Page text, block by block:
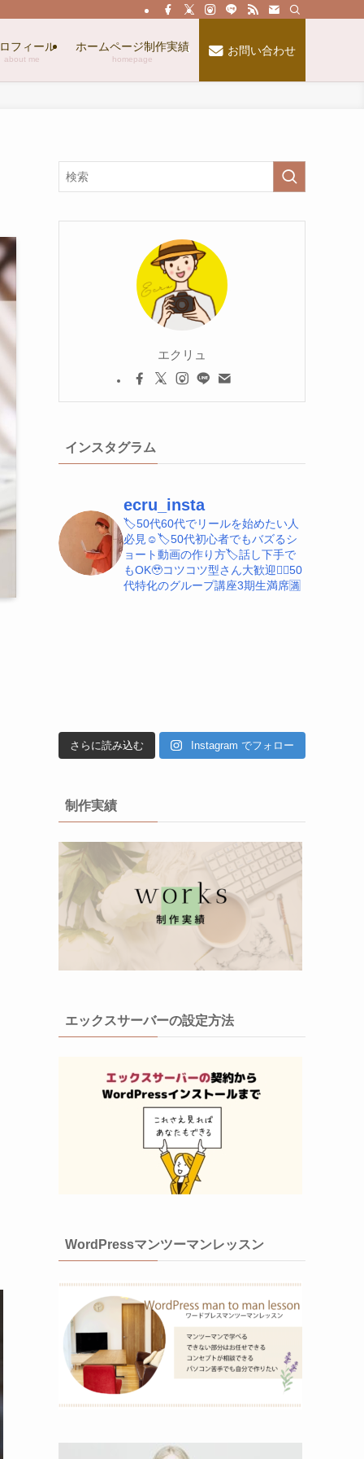
フィール
about me
ホームページ制作実績
homepage
お問い合わせ
エクリュ
インスタグラム
ecru_insta
🏷️50代60代でリールを始めたい人
必見☺️🏷️50代初心者でもバズるシ
ョート動画の作り方🏷️話し下手で
もOK🥹コツコツ型さん大歓迎💁‍♀️50
代特化のグループ講座3期生満席🈵
さらに読み込む Instagram でフォロー
制作実績
エックスサーバーの設定方法
WordPressマンツーマンレッスン